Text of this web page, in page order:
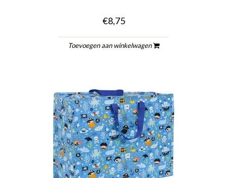
€8,75
Toevoegen aan winkelwagen